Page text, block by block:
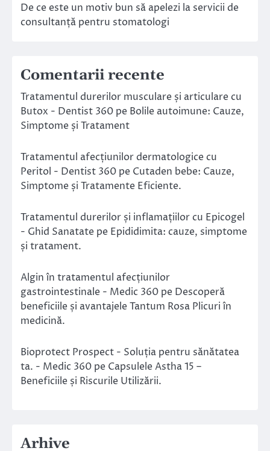
De ce este un motiv bun să apelezi la servicii de
consultanță pentru stomatologi
Comentarii recente
Tratamentul durerilor musculare și articulare cu
Butox - Dentist 360 pe Bolile autoimune: Cauze,
Simptome și Tratament
Tratamentul afecțiunilor dermatologice cu
Peritol - Dentist 360 pe Cutaden bebe: Cauze,
Simptome și Tratamente Eficiente.
Tratamentul durerilor și inflamațiilor cu Epicogel
- Ghid Sanatate pe Epididimita: cauze, simptome
și tratament.
Algin în tratamentul afecțiunilor
gastrointestinale - Medic 360 pe Descoperă
beneficiile și avantajele Tantum Rosa Plicuri în
medicină.
Bioprotect Prospect - Soluția pentru sănătatea
ta. - Medic 360 pe Capsulele Astha 15 –
Beneficiile și Riscurile Utilizării.
Arhive